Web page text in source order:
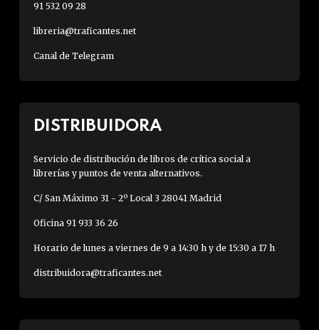
91 532 09 28
libreria@traficantes.net
Canal de Telegram
DISTRIBUIDORA
Servicio de distribución de libros de crítica social a
librerías y puntos de venta alternativos.
C/ San Máximo 31 - 2º Local 3 28041 Madrid
Oficina 91 933 36 26
Horario de lunes a viernes de 9 a 14:30 h y de 15:30 a 17 h
distribuidora@traficantes.net